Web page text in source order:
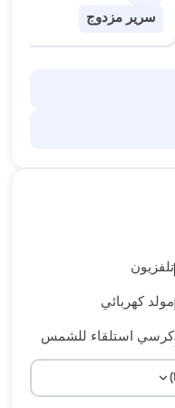
سرير مزدوج
تلفزيون
مولد كهربائي
كرسي استلقاء للشمس